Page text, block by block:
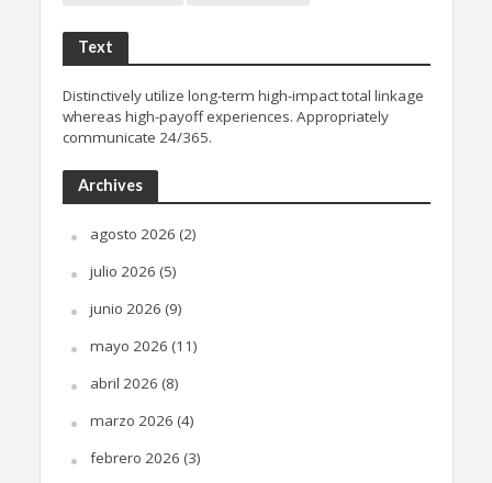
Text
Distinctively utilize long-term high-impact total linkage
whereas high-payoff experiences. Appropriately
communicate 24/365.
Archives
agosto 2026 (2)
julio 2026 (5)
junio 2026 (9)
mayo 2026 (11)
abril 2026 (8)
marzo 2026 (4)
febrero 2026 (3)